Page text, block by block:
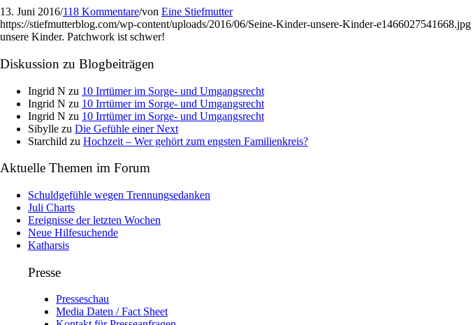
13. Juni 2016/118 Kommentare/von Eine Stiefmutter
https://stiefmutterblog.com/wp-content/uploads/2016/06/Seine-Kinder-unsere-Kinder-e1466027541668.jpg
unsere Kinder. Patchwork ist schwer!
Diskussion zu Blogbeiträgen
Ingrid N zu 10 Irrtümer im Sorge- und Umgangsrecht
Ingrid N zu 10 Irrtümer im Sorge- und Umgangsrecht
Ingrid N zu 10 Irrtümer im Sorge- und Umgangsrecht
Sibylle zu Die Gefühle einer Next
Starchild zu Hochzeit – Wer gehört zum engsten Familienkreis?
Aktuelle Themen im Forum
Schuldgefühle wegen Trennungsedanken
Juli Charts
Ereignisse der letzten Wochen
Neue Hilfesuchende
Katharsis
Presse
Presseschau
Media Daten / Fact Sheet